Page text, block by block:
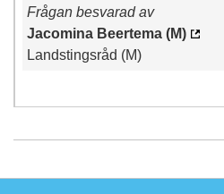
Frågan besvarad av
Jacomina Beertema (M)
Landstingsråd (M)